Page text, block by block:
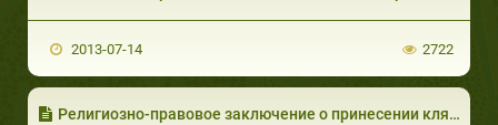
2013-07-14 2722
Религиозно-правовое заключение о принесении клятвы о том, что человек считал верным, но потом оказалось, что это не так